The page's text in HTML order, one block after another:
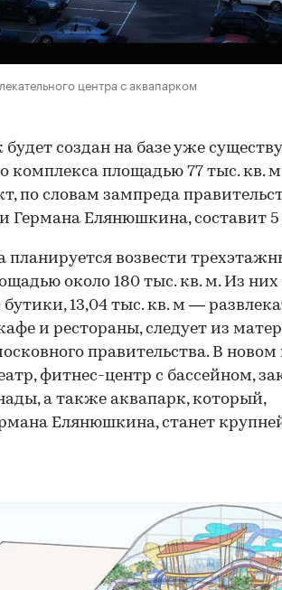
центра с аквапарком
создан на базе уже
комплекса площадью 77 тыс. кв.
по словам зампреда
Германа Елянюшкина, составит
планируется возвести
около 180 тыс. кв. м. Из них
13,04 тыс. кв. м —
и рестораны, следует из
правительства. В новом
фитнес-центр с бассейном,
а также аквапарк, который,
Елянюшкина, станет